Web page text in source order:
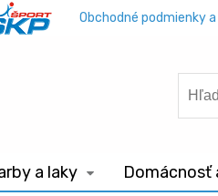
Obchodné podmienky a
a laky Domácnosť